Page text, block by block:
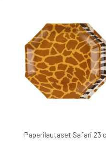
Paperilautaset Safari 23